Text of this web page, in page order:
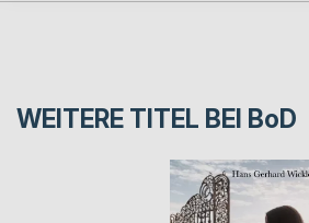
WEITERE TITEL BEI BoD